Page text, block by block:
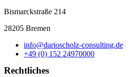
Bismarckstraße 214
28205 Bremen
info@darioscholz-consulting.de
+49 (0) 152 24970000
Rechtliches